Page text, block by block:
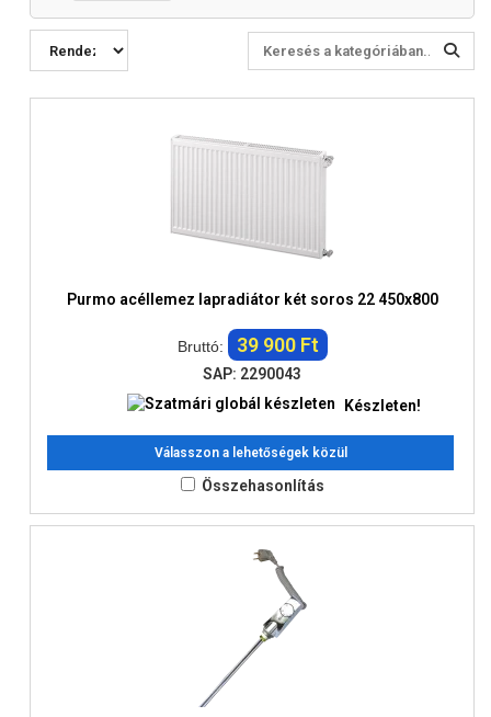
Purmo acéllemez lapradiátor két soros 22 450x800
Bruttó: 39 900 Ft
SAP: 2290043
Készleten!
Válasszon a lehetőségek közül
Összehasonlítás